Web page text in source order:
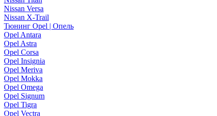
Nissan Versa
Nissan X-Trail
Тюнинг Opel | Опель
Opel Antara
Opel Astra
Opel Corsa
Opel Insignia
Opel Meriva
Opel Mokka
Opel Omega
Opel Signum
Opel Tigra
Opel Vectra